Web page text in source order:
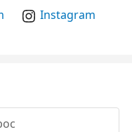
Instagram